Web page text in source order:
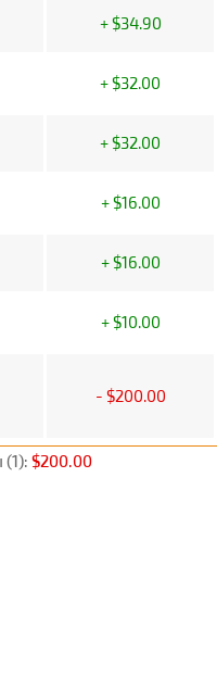
+ $34.90
+ $32.00
+ $32.00
+ $16.00
+ $16.00
+ $10.00
- $200.00
$200.00